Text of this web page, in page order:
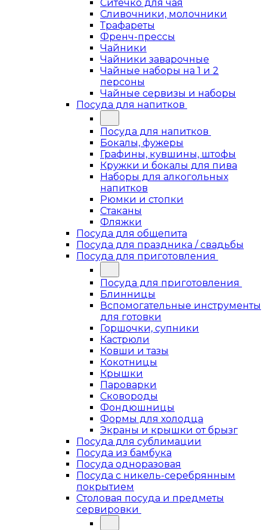
Ситечко для чая
Сливочники, молочники
Трафареты
Френч-прессы
Чайники
Чайники заварочные
Чайные наборы на 1 и 2
персоны
Чайные сервизы и наборы
Посуда для напитков
Посуда для напитков
Бокалы, фужеры
Графины, кувшины, штофы
Кружки и бокалы для пива
Наборы для алкогольных
напитков
Рюмки и стопки
Стаканы
Фляжки
Посуда для общепита
Посуда для праздника / свадьбы
Посуда для приготовления
Посуда для приготовления
Блинницы
Вспомогательные инструменты
для готовки
Горшочки, супники
Кастрюли
Ковши и тазы
Кокотницы
Крышки
Пароварки
Сковороды
Фондюшницы
Формы для холодца
Экраны и крышки от брызг
Посуда для сублимации
Посуда из бамбука
Посуда одноразовая
Посуда с никель-серебрянным
покрытием
Столовая посуда и предметы
сервировки